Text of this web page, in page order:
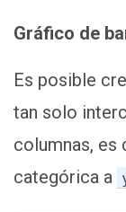
Gráfico de
Es posible
tan solo
columnas, es
categórica a